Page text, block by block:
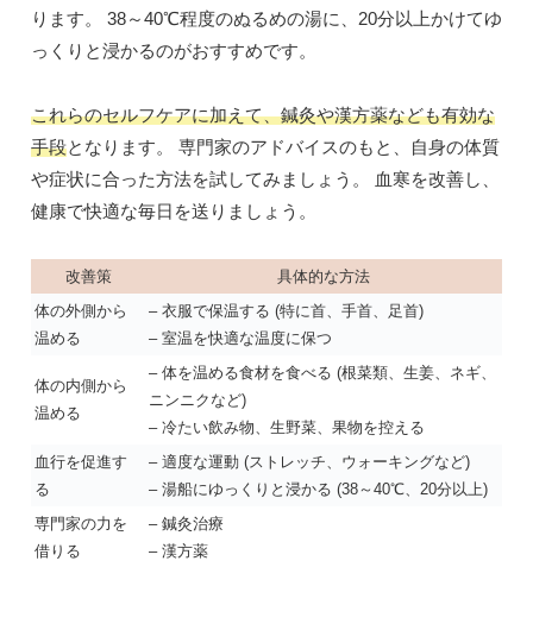
ります。 38～40℃程度のぬるめの湯に、20分以上かけてゆ
っくりと浸かるのがおすすめです。
これらのセルフケアに加えて、鍼灸や漢方薬なども有効な
手段となります。 専門家のアドバイスのもと、自身の体質
や症状に合った方法を試してみましょう。 血寒を改善し、
健康で快適な毎日を送りましょう。
改善策
具体的な方法
体の外側から
温める
– 衣服で保温する (特に首、手首、足首)
– 室温を快適な温度に保つ
体の内側から
温める
– 体を温める食材を食べる (根菜類、生姜、ネギ、
ニンニクなど)
– 冷たい飲み物、生野菜、果物を控える
血行を促進す
る
– 適度な運動 (ストレッチ、ウォーキングなど)
– 湯船にゆっくりと浸かる (38～40℃、20分以上)
専門家の力を
借りる
– 鍼灸治療
– 漢方薬